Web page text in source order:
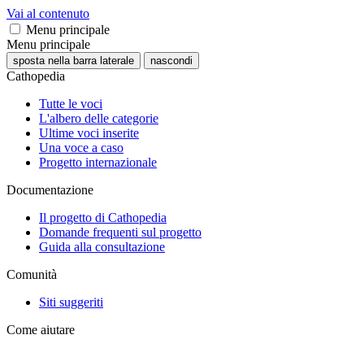
Vai al contenuto
Menu principale
Menu principale
sposta nella barra laterale nascondi
Cathopedia
Tutte le voci
L'albero delle categorie
Ultime voci inserite
Una voce a caso
Progetto internazionale
Documentazione
Il progetto di Cathopedia
Domande frequenti sul progetto
Guida alla consultazione
Comunità
Siti suggeriti
Come aiutare